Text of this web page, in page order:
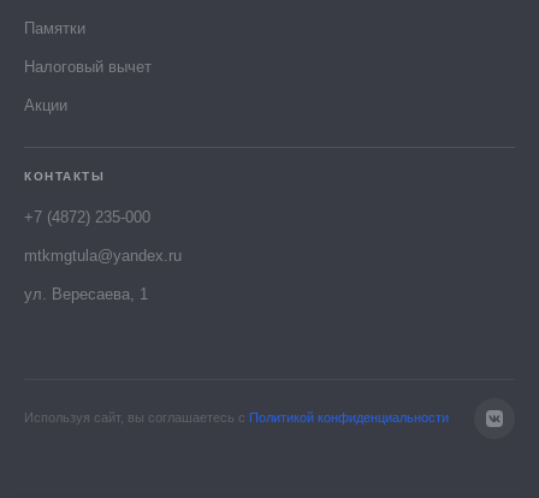
Памятки
Налоговый вычет
Акции
КОНТАКТЫ
+7 (4872) 235-000
mtkmgtula@yandex.ru
ул. Вересаева, 1
Используя сайт, вы соглашаетесь с Политикой конфиденциальности